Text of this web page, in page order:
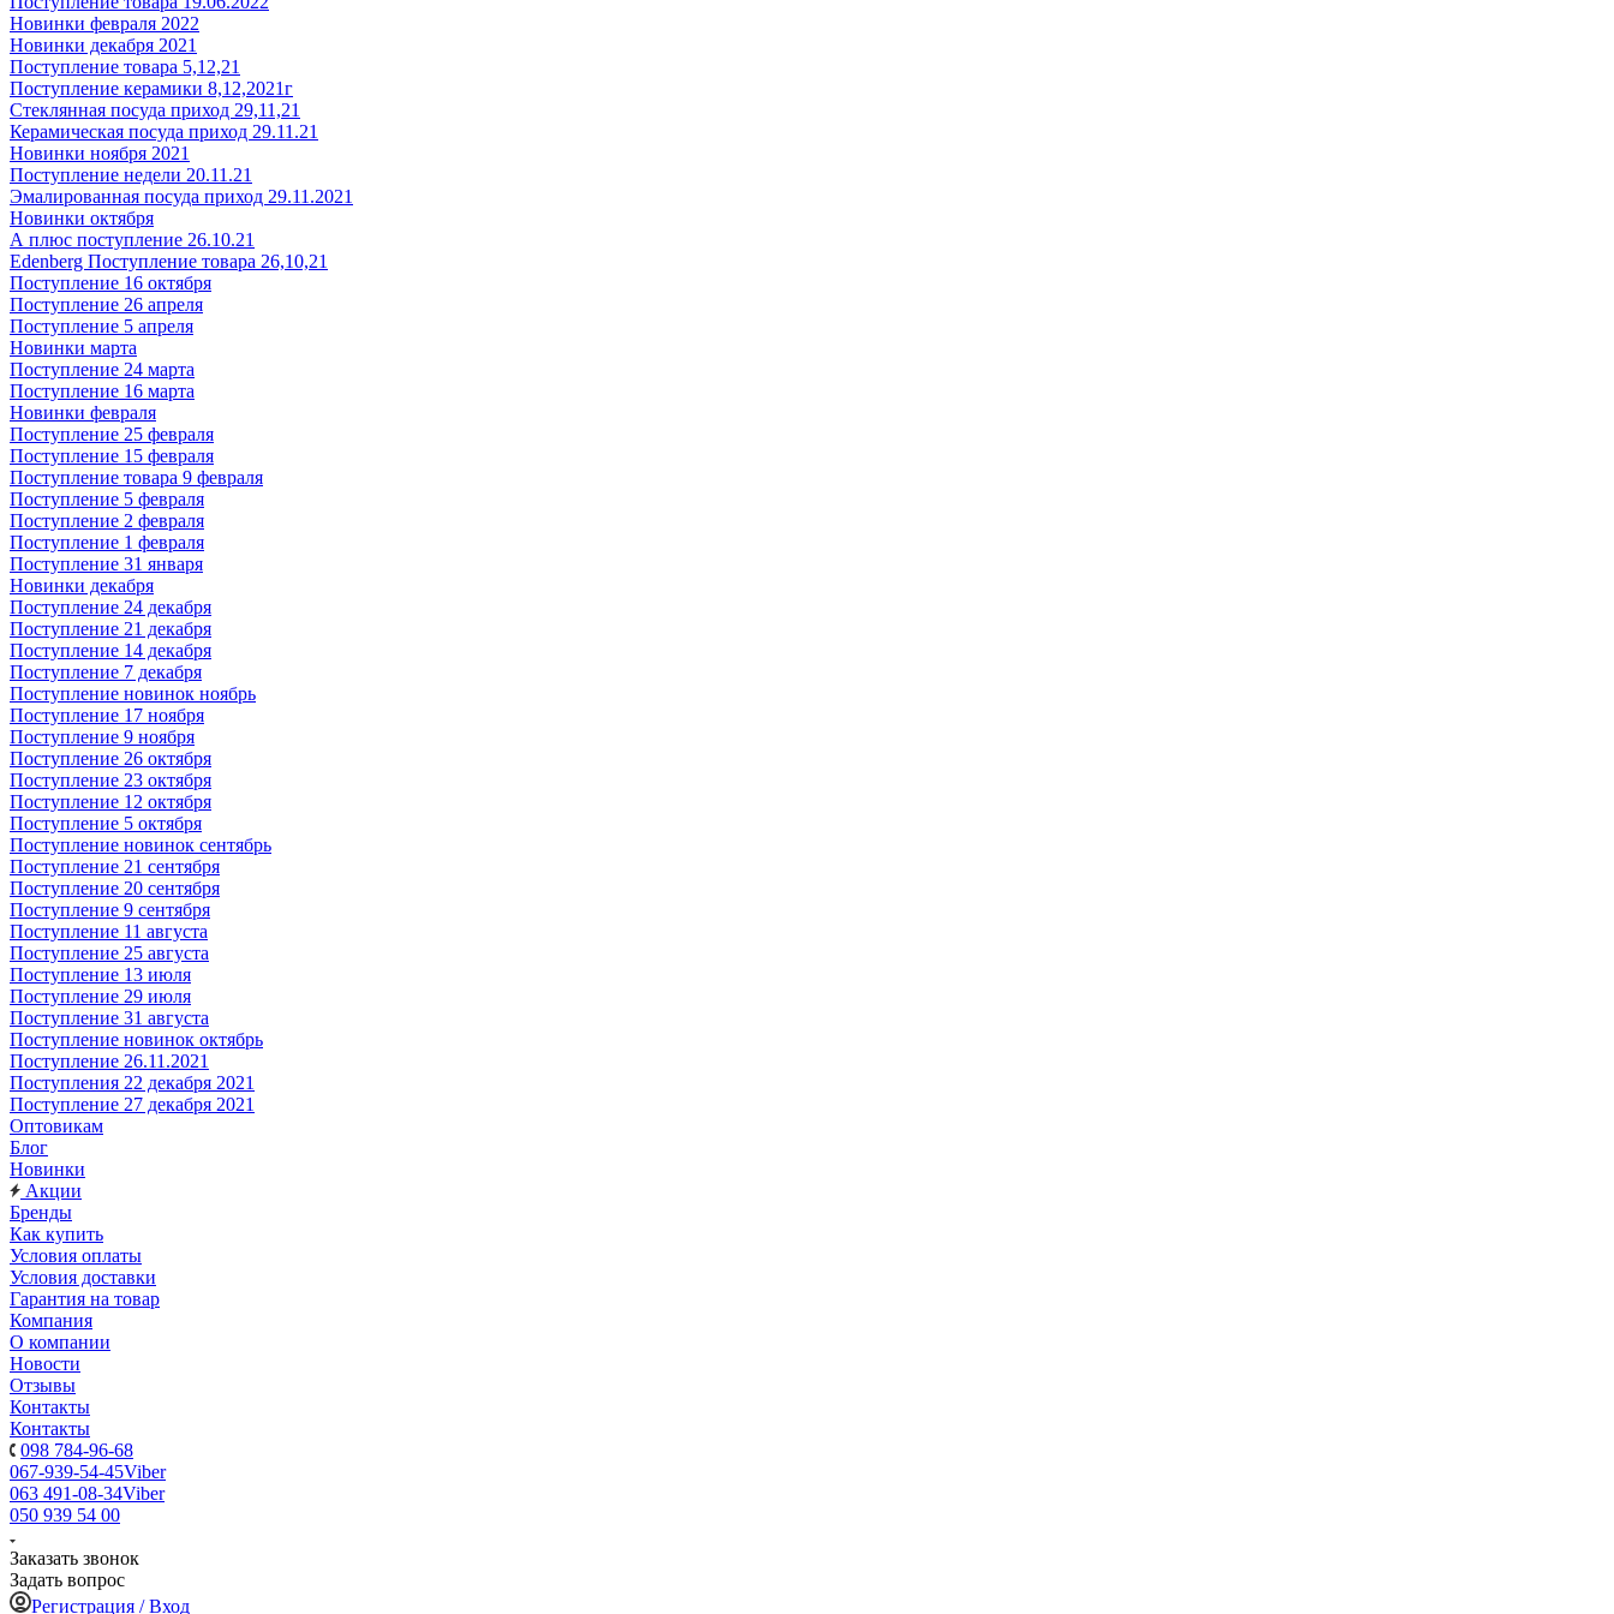
Новинки февраля 2022
Новинки декабря 2021
Поступление товара 5,12,21
Поступление керамики 8,12,2021г
Стеклянная посуда приход 29,11,21
Керамическая посуда приход 29.11.21
Новинки ноября 2021
Поступление недели 20.11.21
Эмалированная посуда приход 29.11.2021
Новинки октября
А плюс поступление 26.10.21
Edenberg Поступление товара 26,10,21
Поступление 16 октября
Поступление 26 апреля
Поступление 5 апреля
Новинки марта
Поступление 24 марта
Поступление 16 марта
Новинки февраля
Поступление 25 февраля
Поступление 15 февраля
Поступление товара 9 февраля
Поступление 5 февраля
Поступление 2 февраля
Поступление 1 февраля
Поступление 31 января
Новинки декабря
Поступление 24 декабря
Поступление 21 декабря
Поступление 14 декабря
Поступление 7 декабря
Поступление новинок ноябрь
Поступление 17 ноября
Поступление 9 ноября
Поступление 26 октября
Поступление 23 октября
Поступление 12 октября
Поступление 5 октября
Поступление новинок сентябрь
Поступление 21 сентября
Поступление 20 сентября
Поступление 9 сентября
Поступление 11 августа
Поступление 25 августа
Поступление 13 июля
Поступление 29 июля
Поступление 31 августа
Поступление новинок октябрь
Поступление 26.11.2021
Поступления 22 декабря 2021
Поступление 27 декабря 2021
Оптовикам
Блог
Новинки
Акции
Бренды
Как купить
Условия оплаты
Условия доставки
Гарантия на товар
Компания
О компании
Новости
Отзывы
Контакты
Контакты
098 784-96-68
067-939-54-45Viber
063 491-08-34Viber
050 939 54 00
Заказать звонок
Задать вопрос
Регистрация / Вход